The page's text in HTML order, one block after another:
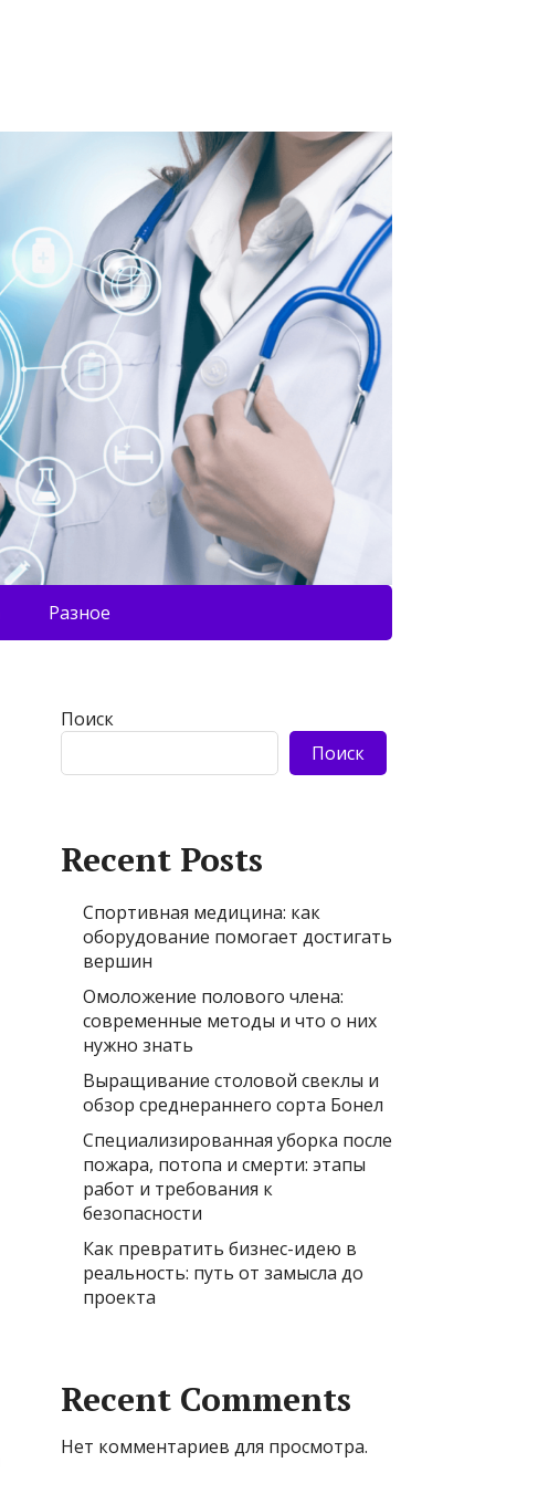
Разное
Поиск
Поиск
Recent Posts
Спортивная медицина: как
оборудование помогает достигать
вершин
Омоложение полового члена:
современные методы и что о них
нужно знать
Выращивание столовой свеклы и
обзор среднераннего сорта Бонел
Специализированная уборка после
пожара, потопа и смерти: этапы
работ и требования к
безопасности
Как превратить бизнес-идею в
реальность: путь от замысла до
проекта
Recent Comments
Нет комментариев для просмотра.